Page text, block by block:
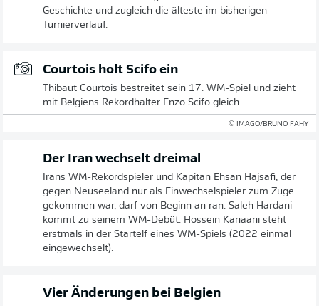
Geschichte und zugleich die älteste im bisherigen
Turnierverlauf.
Courtois holt Scifo ein
Thibaut Courtois bestreitet sein 17. WM-Spiel und zieht
mit Belgiens Rekordhalter Enzo Scifo gleich.
© IMAGO/BRUNO FAHY
Der Iran wechselt dreimal
Irans WM-Rekordspieler und Kapitän Ehsan Hajsafi, der
gegen Neuseeland nur als Einwechselspieler zum Zuge
gekommen war, darf von Beginn an ran. Saleh Hardani
kommt zu seinem WM-Debüt. Hossein Kanaani steht
erstmals in der Startelf eines WM-Spiels (2022 einmal
eingewechselt).
Vier Änderungen bei Belgien